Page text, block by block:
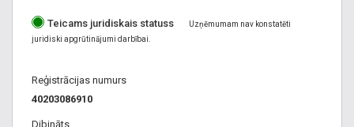
Teicams juridiskais statuss
Uzņēmumam nav konstatēti
juridiski apgrūtinājumi darbībai.
Reģistrācijas numurs
40203086910
Dibināts